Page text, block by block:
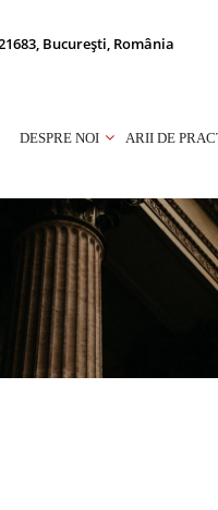
București, România
DESPRE NOI ARII DE